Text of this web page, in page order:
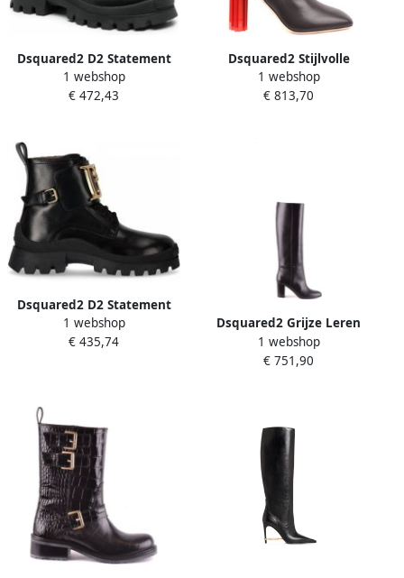
Dsquared2 D2 Statement
Ankle Boots Zwart Dames
1 webshop
€ 472,43
Dsquared2 Stijlvolle
haklaarzen voor vrouwen
Black Dames
1 webshop
€ 813,70
Dsquared2 D2 Statement
biker boot van kalfsleer
1 webshop
€ 435,74
Dsquared2 Grijze Leren
Laarzen met Brede Hak
Semi-Formele Stijl Zwart
1 webshop
€ 751,90